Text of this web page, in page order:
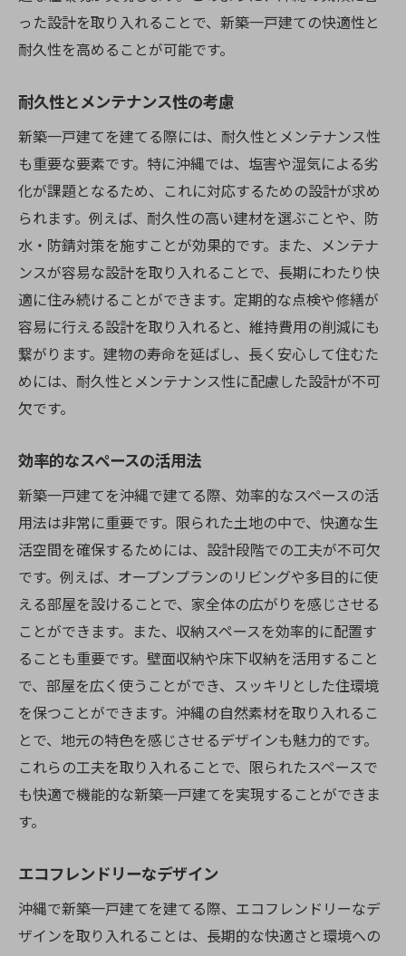
った設計を取り入れることで、新築一戸建ての快適性と
耐久性を高めることが可能です。
耐久性とメンテナンス性の考慮
新築一戸建てを建てる際には、耐久性とメンテナンス性
も重要な要素です。特に沖縄では、塩害や湿気による劣
化が課題となるため、これに対応するための設計が求め
られます。例えば、耐久性の高い建材を選ぶことや、防
水・防錆対策を施すことが効果的です。また、メンテナ
ンスが容易な設計を取り入れることで、長期にわたり快
適に住み続けることができます。定期的な点検や修繕が
容易に行える設計を取り入れると、維持費用の削減にも
繋がります。建物の寿命を延ばし、長く安心して住むた
めには、耐久性とメンテナンス性に配慮した設計が不可
欠です。
効率的なスペースの活用法
新築一戸建てを沖縄で建てる際、効率的なスペースの活
用法は非常に重要です。限られた土地の中で、快適な生
活空間を確保するためには、設計段階での工夫が不可欠
です。例えば、オープンプランのリビングや多目的に使
える部屋を設けることで、家全体の広がりを感じさせる
ことができます。また、収納スペースを効率的に配置す
ることも重要です。壁面収納や床下収納を活用すること
で、部屋を広く使うことができ、スッキリとした住環境
を保つことができます。沖縄の自然素材を取り入れるこ
とで、地元の特色を感じさせるデザインも魅力的です。
これらの工夫を取り入れることで、限られたスペースで
も快適で機能的な新築一戸建てを実現することができま
す。
エコフレンドリーなデザイン
沖縄で新築一戸建てを建てる際、エコフレンドリーなデ
ザインを取り入れることは、長期的な快適さと環境への